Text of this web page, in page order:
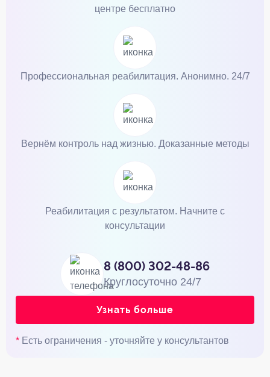
центре бесплатно
Профессиональная реабилитация. Анонимно. 24/7
Вернём контроль над жизнью. Доказанные методы
Реабилитация с результатом. Начните с
консультации
8 (800) 302-48-86
Круглосуточно 24/7
Узнать больше
* Есть ограничения - уточняйте у консультантов